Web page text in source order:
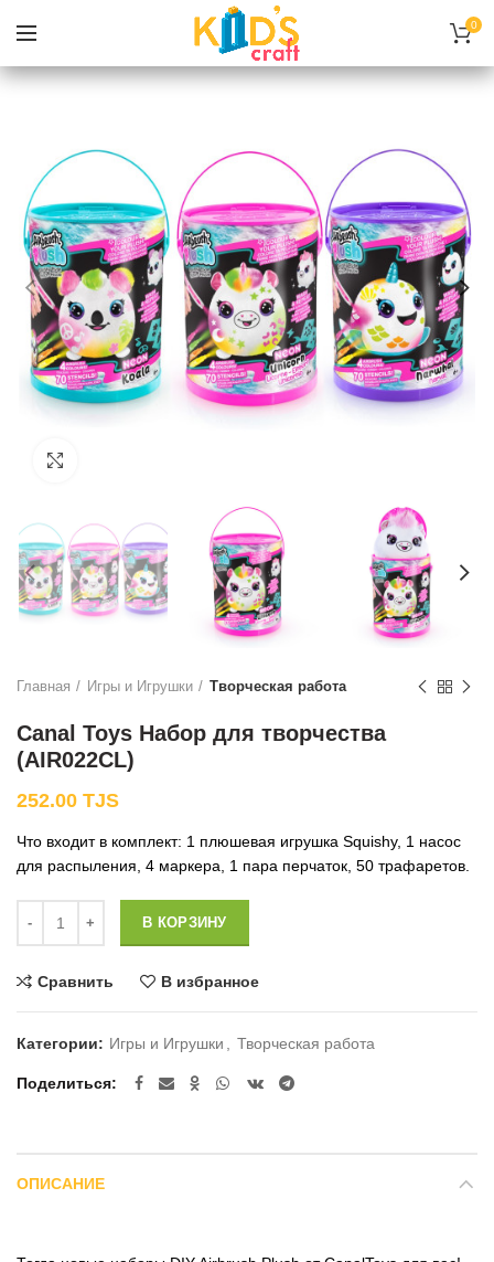
0
Главная Игры и Игрушки Творческая работа
Canal Toys Набор для творчества
(AIR022CL)
252.00 TJS
Что входит в комплект: 1 плюшевая игрушка Squishy, 1 насос
для распыления, 4 маркера, 1 пара перчаток, 50 трафаретов.
В КОРЗИНУ
Сравнить В избранное
Категории: Игры и Игрушки Творческая работа
Поделиться
ОПИСАНИЕ